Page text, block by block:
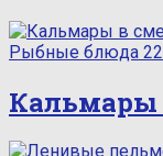
Рыбные блюда
Кальмары